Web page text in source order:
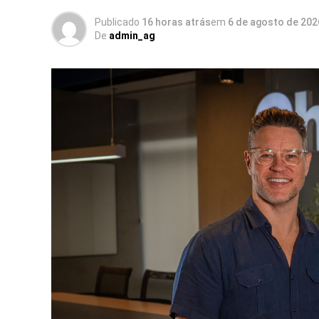
Publicado 16 horas atrásem 6 de agosto de
De admin_ag